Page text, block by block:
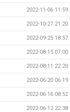
2022-11-06 11:59
2022-10-27 21:20
2022-09-25 18:57
2022-08-15 07:00
2022-08-11 22:20
2022-06-20 06:19
2022-06-16 08:52
2022-06-12 22:38